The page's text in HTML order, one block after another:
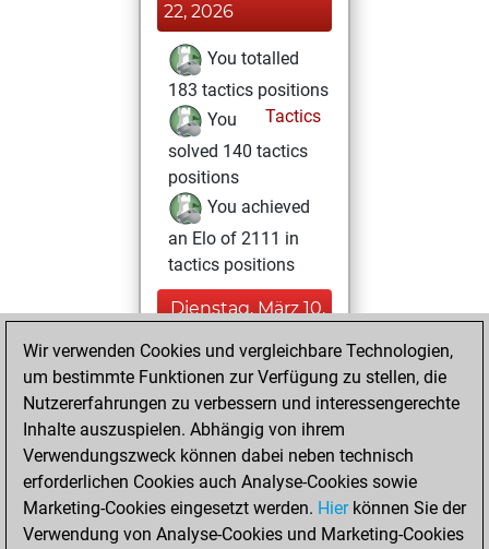
22, 2026
You totalled
183 tactics positions
Tactics
You
solved 140 tactics
positions
You achieved
an Elo of 2111 in
tactics positions
Dienstag, März 10,
You played 3
blitz games
Play
You scored +0
=0 -3 in blitz
Donnerstag,
Dezember 5, 2024
Wir verwenden Cookies und vergleichbare Technologien,
um bestimmte Funktionen zur Verfügung zu stellen, die
Nutzererfahrungen zu verbessern und interessengerechte
Inhalte auszuspielen. Abhängig von ihrem
Verwendungszweck können dabei neben technisch
erforderlichen Cookies auch Analyse-Cookies sowie
Marketing-Cookies eingesetzt werden. Hierkönnen Sie der
Verwendung von Analyse-Cookies und Marketing-Cookies